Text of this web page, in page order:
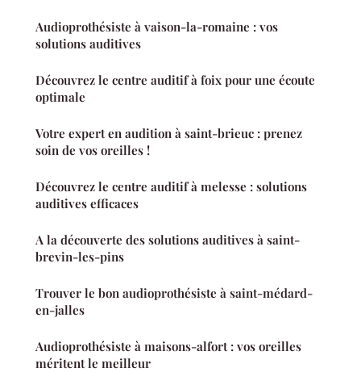
Audioprothésiste à vaison-la-romaine : vos
solutions auditives
Découvrez le centre auditif à foix pour une écoute
optimale
Votre expert en audition à saint-brieuc : prenez
soin de vos oreilles !
Découvrez le centre auditif à melesse : solutions
auditives efficaces
A la découverte des solutions auditives à saint-
brevin-les-pins
Trouver le bon audioprothésiste à saint-médard-
en-jalles
Audioprothésiste à maisons-alfort : vos oreilles
méritent le meilleur